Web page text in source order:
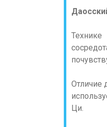
Отличие
Ци.